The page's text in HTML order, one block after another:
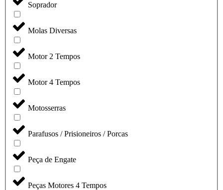
Soprador
Molas Diversas
Motor 2 Tempos
Motor 4 Tempos
Motosserras
Parafusos / Prisioneiros / Porcas
Peça de Engate
Peças Motores 4 Tempos